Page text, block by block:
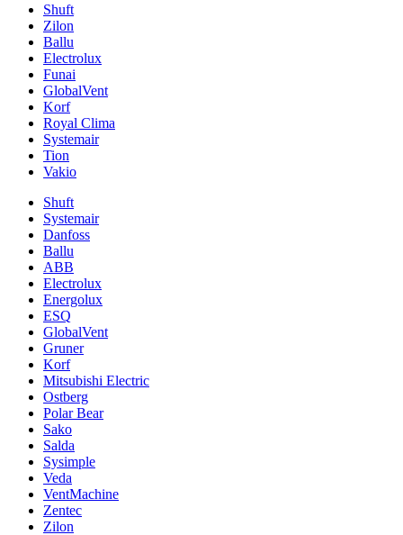
Shuft
Zilon
Ballu
Electrolux
Funai
GlobalVent
Korf
Royal Clima
Systemair
Tion
Vakio
Shuft
Systemair
Danfoss
Ballu
ABB
Electrolux
Energolux
ESQ
GlobalVent
Gruner
Korf
Mitsubishi Electric
Ostberg
Polar Bear
Sako
Salda
Sysimple
Veda
VentMachine
Zentec
Zilon